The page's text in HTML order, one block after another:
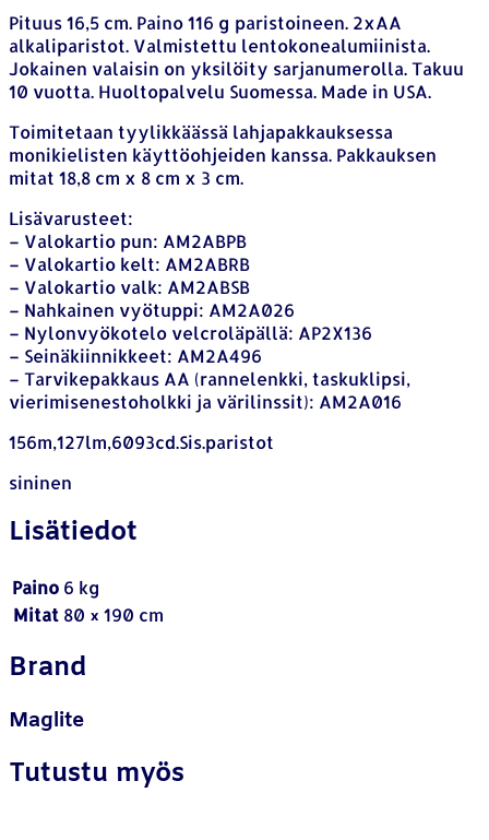
Pituus 16,5 cm. Paino 116 g paristoineen. 2xAA
alkaliparistot. Valmistettu lentokonealumiinista.
Jokainen valaisin on yksilöity sarjanumerolla. Takuu
10 vuotta. Huoltopalvelu Suomessa. Made in USA.
Toimitetaan tyylikkäässä lahjapakkauksessa
monikielisten käyttöohjeiden kanssa. Pakkauksen
mitat 18,8 cm x 8 cm x 3 cm.
Lisävarusteet:
– Valokartio pun: AM2ABPB
– Valokartio kelt: AM2ABRB
– Valokartio valk: AM2ABSB
– Nahkainen vyötuppi: AM2A026
– Nylonvyökotelo velcroläpällä: AP2X136
– Seinäkiinnikkeet: AM2A496
– Tarvikepakkaus AA (rannelenkki, taskuklipsi,
vierimisenestoholkki ja värilinssit): AM2A016
156m,127lm,6093cd.Sis.paristot
sininen
Lisätiedot
Paino 6 kg
Mitat 80 × 190 cm
Brand
Maglite
Tutustu myös